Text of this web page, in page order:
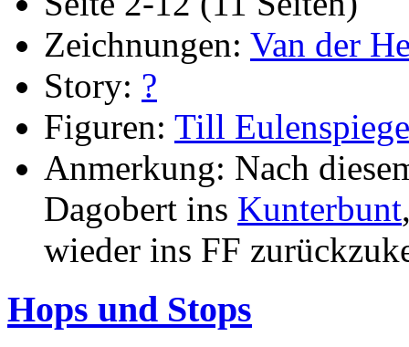
Zeichnungen: Van der
Story: ?
Figuren: Till
Anmerkung: Nach
Dagobert ins Kunterbunt
wieder ins FF
Hops und Stops